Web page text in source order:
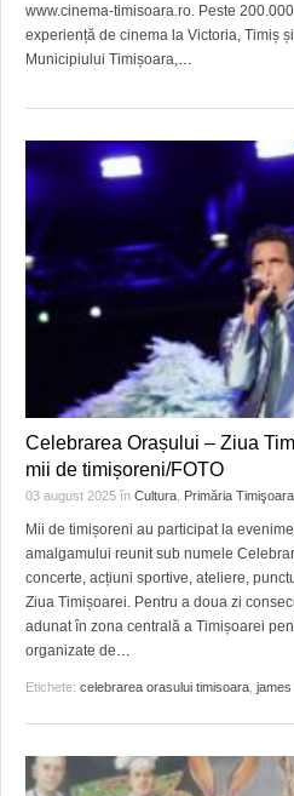
www.cinema-timisoara.ro. Peste
experiență de cinema la Victoria, Timiș
Municipiului Timișoara,
Celebrarea Orașului – Ziua
mii de timișoreni/FOTO
03 august 2025 în Cultura Primăria Timişoara
Mii de timișoreni au participat la
amalgamului reunit sub numele
concerte, acțiuni sportive, ateliere,
Ziua Timișoarei. Pentru a doua zi
adunat în zona centrală a Timișoarei
organizate de…
Etichete: celebrarea orasului timisoara james